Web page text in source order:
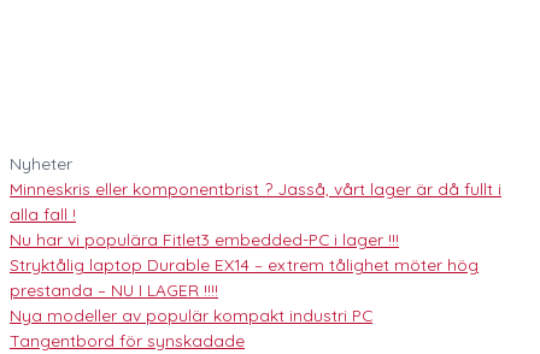
Nyheter
Minneskris eller komponentbrist ? Jasså, vårt lager är då fullt i
alla fall !
Nu har vi populära Fitlet3 embedded-PC i lager !!!
Stryktålig laptop Durable EX14 – extrem tålighet möter hög
prestanda – NU I LAGER !!!!
Nya modeller av populär kompakt industri PC
Tangentbord för synskadade